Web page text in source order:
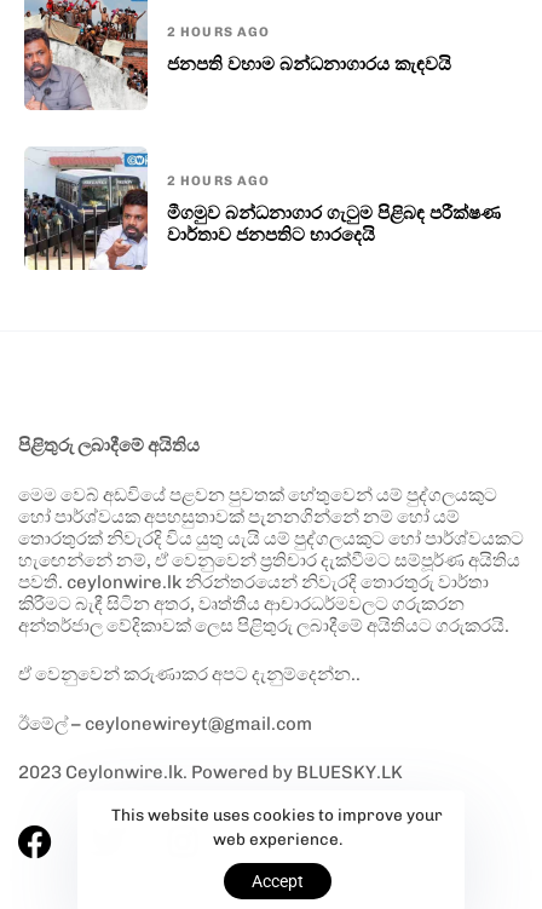
2 HOURS AGO
ජනපති වහාම බන්ධනාගාරය කැඳවයි
2 HOURS AGO
මීගමුව බන්ධනාගාර ගැටුම පිළිබඳ පරීක්ෂණ
වාර්තාව ජනපතිට භාරදෙයි
පිළිතුරු ලබාදීමේ අයිතිය
මෙම වෙබ් අඩවියේ පළවන පුවතක් හේතුවෙන් යම් පුද්ගලයකුට
හෝ පාර්ශ්වයක අපහසුතාවක් පැනනගින්නේ නම් හෝ යම්
තොරතුරක් නිවැරදි විය යුතු යැයි යම් පුද්ගලයකුට හෝ පාර්ශ්වයකට
හැඟෙන්නේ නම්, ඒ වෙනුවෙන් ප්‍රතිචාර දැක්වීමට සම්පූර්ණ අයිතිය
පවතී. ceylonwire.lk නිරන්තරයෙන් නිවැරදි තොරතුරු වාර්තා
කිරීමට බැඳී සිටින අතර, වෘත්තීය ආචාරධර්මවලට ගරුකරන
අන්තර්ජාල වේදිකාවක් ලෙස පිළිතුරු ලබාදීමේ අයිතියට ගරුකරයි.
ඒ වෙනුවෙන් කරුණාකර අපට දැනුම්දෙන්න..
ඊමේල් – ceylonewireyt@gmail.com
2023 Ceylonwire.lk. Powered by BLUESKY.LK
This website uses cookies to improve your
web experience.
Accept